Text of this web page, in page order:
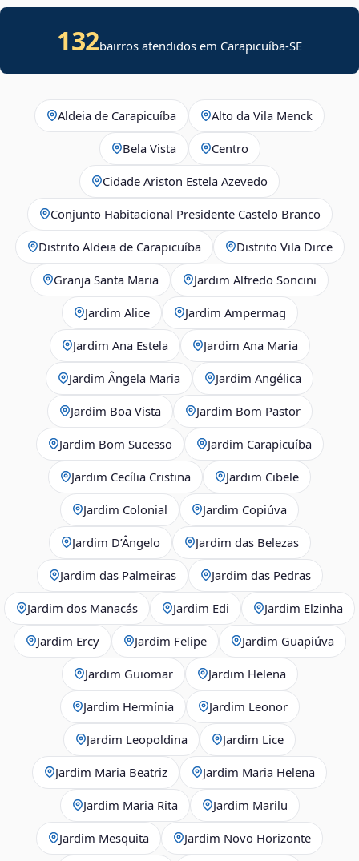
132bairros atendidos em Carapicuíba-SE
Aldeia de Carapicuíba Alto da Vila Menck
Bela Vista Centro
Cidade Ariston Estela Azevedo
Conjunto Habitacional Presidente Castelo Branco
Distrito Aldeia de Carapicuíba Distrito Vila Dirce
Granja Santa Maria Jardim Alfredo Soncini
Jardim Alice Jardim Ampermag
Jardim Ana Estela Jardim Ana Maria
Jardim Ângela Maria Jardim Angélica
Jardim Boa Vista Jardim Bom Pastor
Jardim Bom Sucesso Jardim Carapicuíba
Jardim Cecília Cristina Jardim Cibele
Jardim Colonial Jardim Copiúva
Jardim D’Ângelo Jardim das Belezas
Jardim das Palmeiras Jardim das Pedras
Jardim dos Manacás Jardim Edi Jardim Elzinha
Jardim Ercy Jardim Felipe Jardim Guapiúva
Jardim Guiomar Jardim Helena
Jardim Hermínia Jardim Leonor
Jardim Leopoldina Jardim Lice
Jardim Maria Beatriz Jardim Maria Helena
Jardim Maria Rita Jardim Marilu
Jardim Mesquita Jardim Novo Horizonte